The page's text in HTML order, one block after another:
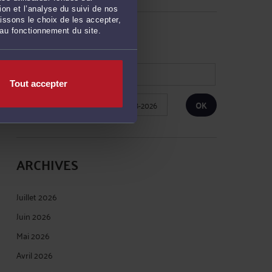
et l’analyse du suivi de nos
le choix de les accepter,
fonctionnement du site.
Tout accepter
RECHERCHE
Publié du au
ARCHIVES
Juillet 2026
Juin 2026
Mai 2026
Avril 2026